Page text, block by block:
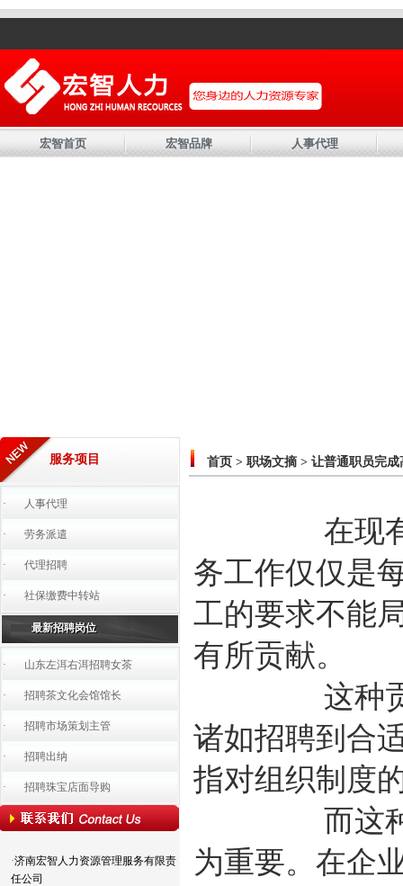
宏智首页 宏智品牌 人事代理
服务项目
· 人事代理
· 劳务派遣
· 代理招聘
· 社保缴费中转站
最新招聘岗位
· 山东左洱右洱招聘女茶
· 招聘茶文化会馆馆长
· 招聘市场策划主管
· 招聘出纳
· 招聘珠宝店面导购
·济南宏智人力资源管理服务有限责
任公司
首页 > 职场文摘 > 让普通职员完
在现有的组
务工作仅仅是
工的要求不能
有所贡献。
这种贡献包
诸如招聘到合
指对组织制度
而这种员工
为重要。在企